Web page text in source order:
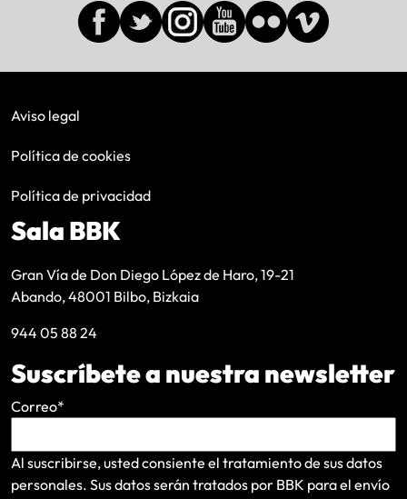
Aviso legal
Política de cookies
Política de privacidad
Sala BBK
Gran Vía de Don Diego López de Haro, 19-21
Abando, 48001 Bilbo, Bizkaia
944 05 88 24
Suscríbete a nuestra newsletter
Correo*
Al suscribirse, usted consiente el tratamiento de sus datos
personales. Sus datos serán tratados por BBK para el envío